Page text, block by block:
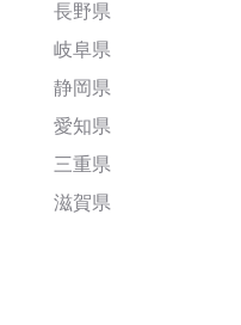
長野県
岐阜県
静岡県
愛知県
三重県
滋賀県